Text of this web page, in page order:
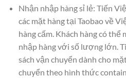
Nhận nhập hàng sỉ lẻ: Tiến
các mặt hàng tại Taobao về
hàng cấm. Khách hàng có thể
nhập hàng với số lượng lớn.
sách vận chuyển dành cho
chuyển theo hình thức